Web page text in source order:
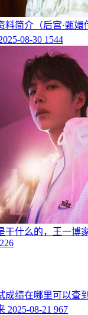
料简介（后宫·甄嬛
08-30 1544
干什么的，王一博
成绩在哪里可以查
2025-08-21 967